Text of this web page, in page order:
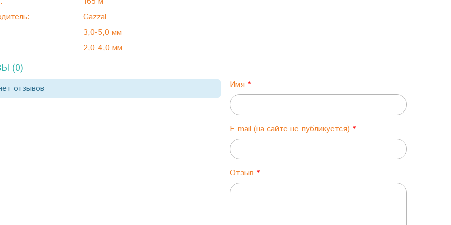
Gazzal
3,0-5,0 мм
2,0-4,0 мм
(0)
отзывов Имя
E-mail (на сайте не публикуется)
Отзыв